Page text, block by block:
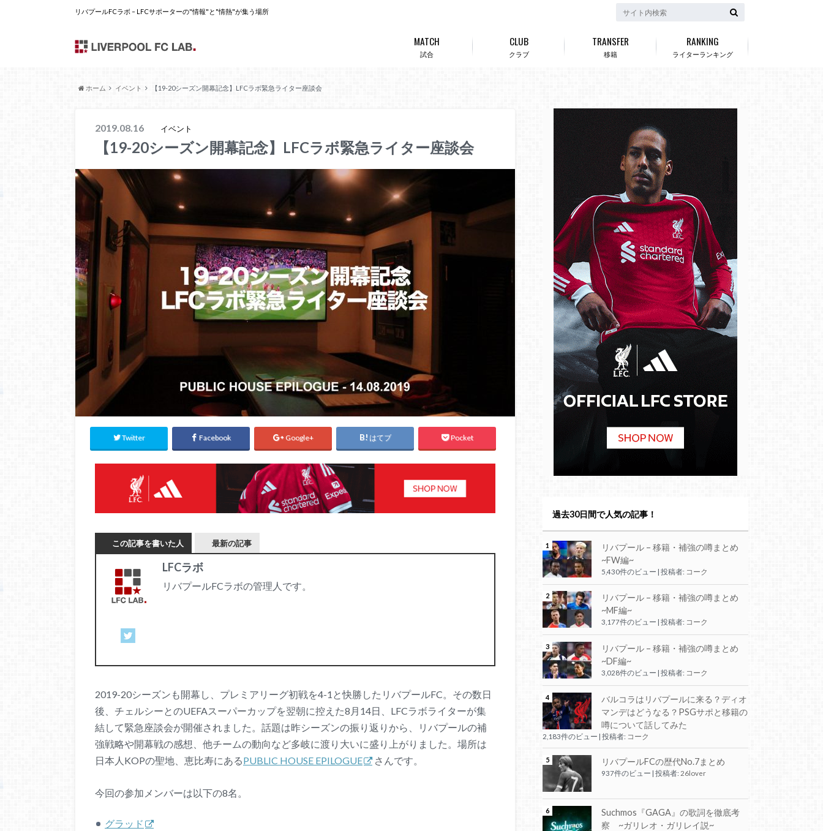
リバプールFCラボ – LFCサポーターの"情報"と"情熱"が集う場所
試合
MATCH
クラブ
CLUB
移籍
TRANSFER
ライターランキング
RANKING
ホーム イベント 【19-20シーズン開幕記念】LFCラボ緊急ライター座談会
2019.08.16 イベント
【19-20シーズン開幕記念】LFCラボ緊急ライター座談会
Twitter Facebook Google+ はてブ Pocket
この記事を書いた人 最新の記事
LFCラボ
リバプールFCラボの管理人です。
2019-20シーズンも開幕し、プレミアリーグ初戦を4-1と快勝したリバプールFC。その数日
後、チェルシーとのUEFAスーパーカップを翌朝に控えた8月14日、LFCラボライターが集
結して緊急座談会が開催されました。話題は昨シーズンの振り返りから、リバプールの補
強戦略や開幕戦の感想、他チームの動向など多岐に渡り大いに盛り上がりました。場所は
日本人KOPの聖地、恵比寿にあるPUBLIC HOUSE EPILOGUE さんです。
今回の参加メンバーは以下の8名。
グラッド
過去30日間で人気の記事！
リバプール – 移籍・補強の噂まとめ
~FW編~
5,430件のビュー | 投稿者: コーク
リバプール – 移籍・補強の噂まとめ
~MF編~
3,177件のビュー 投稿者: コーク
リバプール – 移籍・補強の噂まとめ
~DF編~
3,028件のビュー | 投稿者: コーク
バルコラはリバプールに来る？ディオ
マンデはどうなる？PSGサポと移籍の
噂について話してみた
2,183件のビュー | 投稿者: コーク
リバプールFCの歴代No.7まとめ
937件のビュー 投稿者: 26lover
Suchmos『GAGA』の歌詞を徹底考
察 ~ガリレオ・ガリレイ説~